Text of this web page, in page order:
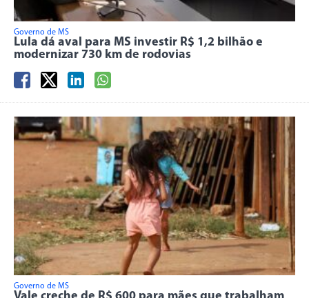
Governo de MS
Lula dá aval para MS investir R$ 1,2 bilhão e
modernizar 730 km de rodovias
Governo de MS